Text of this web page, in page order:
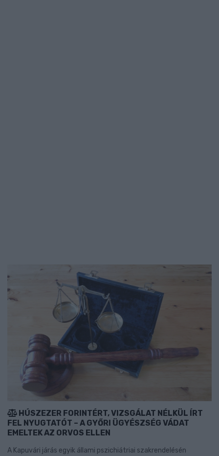
HÚSZEZER FORINTÉRT, VIZSGÁLAT NÉLKÜL ÍRT
FEL NYUGTATÓT – A GYŐRI ÜGYÉSZSÉG VÁDAT
EMELTEK AZ ORVOS ELLEN
A Kapuvári járás egyik állami pszichiátriai szakrendelésén